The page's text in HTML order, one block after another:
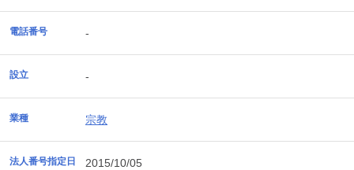
電話番号 -
設立 -
業種 宗教
法人番号指定日 2015/10/05